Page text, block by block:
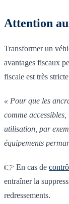
Attention
Transformer un
avantages fiscaux
fiscale est très
« Pour que les
comme
utilisation, par
équipements
👉 En cas de
entraîner la
redressements.